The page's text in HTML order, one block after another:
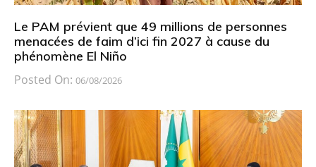
Le PAM prévient que 49 millions de personnes
menacées de faim d’ici fin 2027 à cause du
phénomène El Niño
Posted On: 06/08/2026